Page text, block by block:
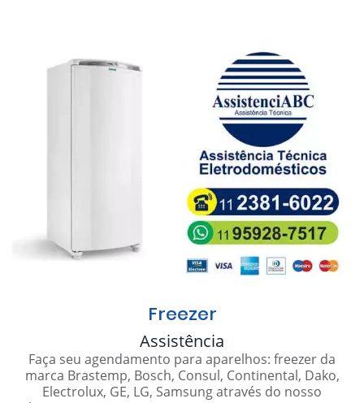
Freezer
Assistência
Faça seu agendamento para aparelhos: freezer da
marca Brastemp, Bosch, Consul, Continental, Dako,
Electrolux, GE, LG, Samsung através do nosso